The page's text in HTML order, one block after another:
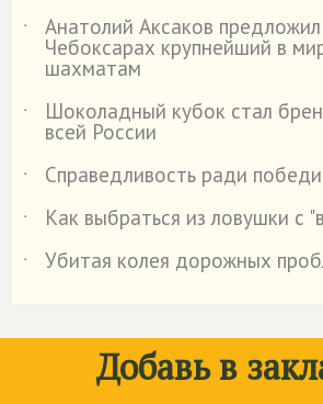
˙ Анатолий Аксаков
Чебоксарах крупнейший в
шахматам
˙
Шоколадный кубок стал
всей России
˙
Справедливость ради
˙
Как выбраться из ловушки с
˙
Убитая колея дорожных
Добавь в